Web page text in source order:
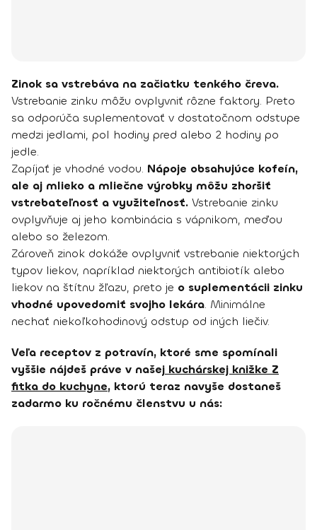
Zinok sa vstrebáva na začiatku tenkého čreva.
Vstrebanie zinku môžu ovplyvniť rôzne faktory. Preto
sa odporúča suplementovať v dostatočnom odstupe
medzi jedlami, pol hodiny pred alebo 2 hodiny po
jedle.
Zapíjať je vhodné vodou. Nápoje obsahujúce kofeín,
ale aj mlieko a mliečne výrobky môžu zhoršiť
vstrebateľnosť a využiteľnosť. Vstrebanie zinku
ovplyvňuje aj jeho kombinácia s vápnikom, meďou
alebo so železom.
Zároveň zinok dokáže ovplyvniť vstrebanie niektorých
typov liekov, napríklad niektorých antibiotík alebo
liekov na štítnu žľazu, preto je o suplementácii zinku
vhodné upovedomiť svojho lekára. Minimálne
nechať niekoľkohodinový odstup od iných liečiv.
Veľa receptov z potravín, ktoré sme spomínali
vyššie nájdeš práve v našej kuchárskej knižke Z
fitka do kuchyne, ktorú teraz navyše dostaneš
zadarmo ku ročnému členstvu u nás: